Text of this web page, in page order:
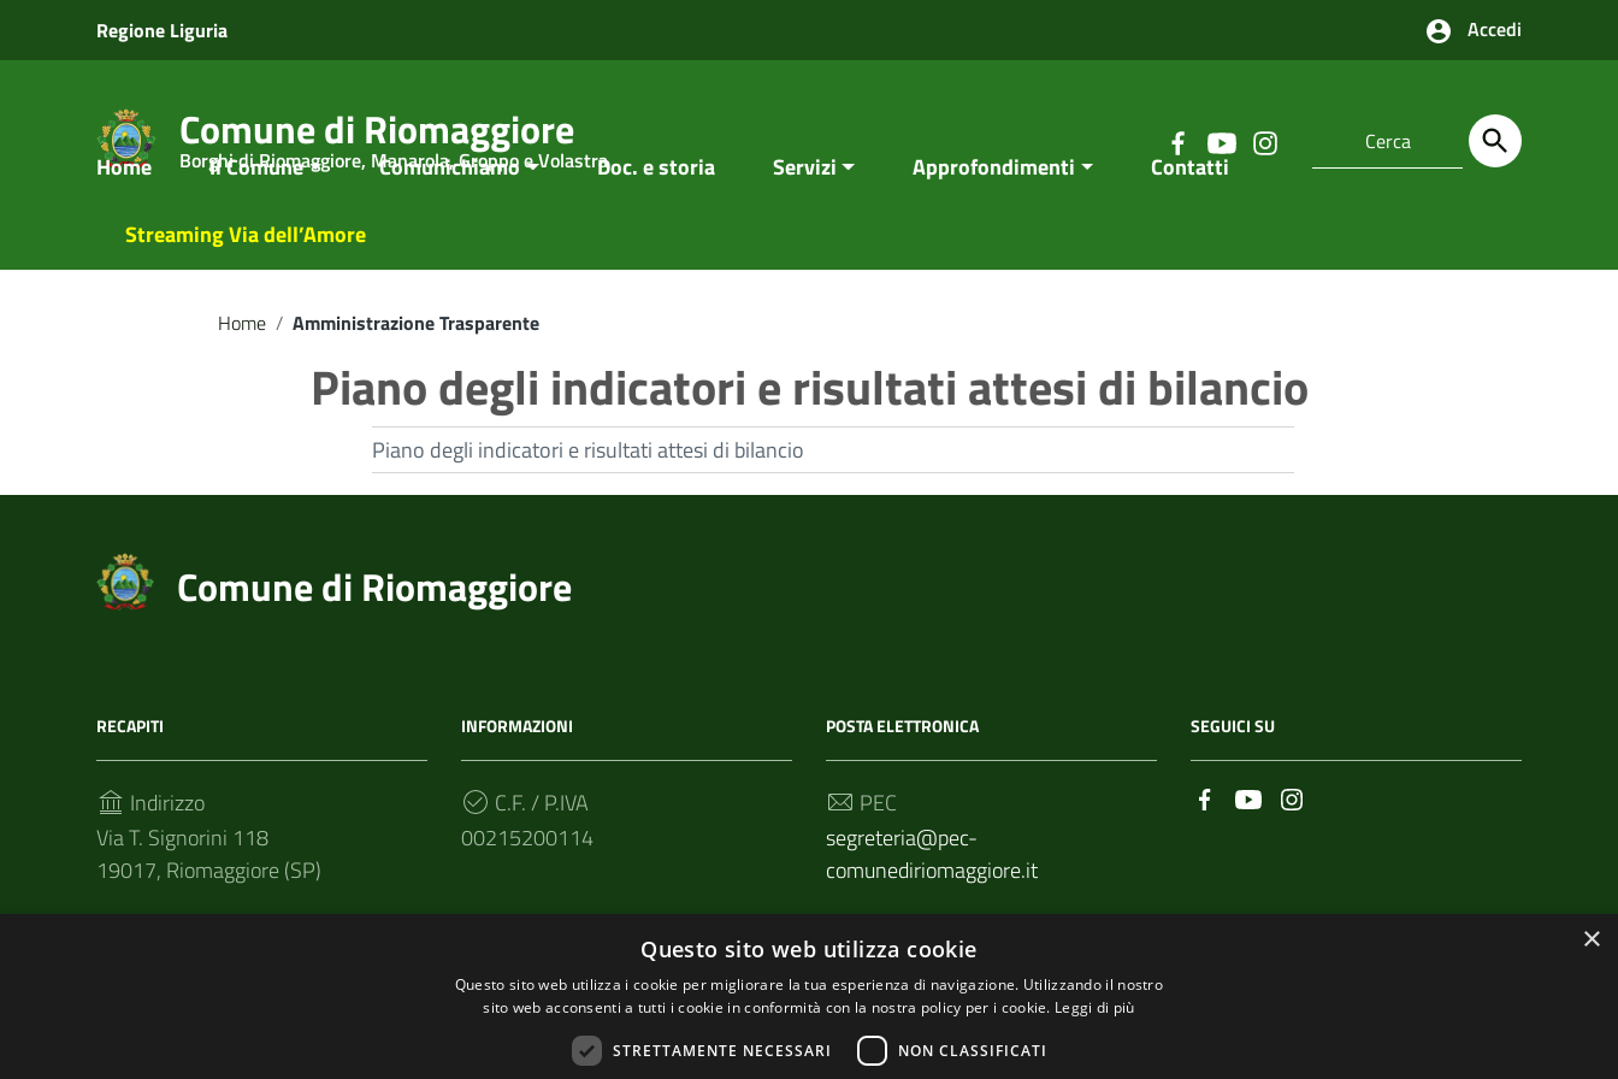
Vai ai contenuti
Vai al menu di navigazione
Regione Liguria Accedi
Comune di Riomaggiore
Borghi di Riomaggiore, Manarola, Groppo e Volastra
Home Il Comune Comunichiamo Doc. e storia Servizi Approfondimenti Contatti
Streaming Via dell’Amore
Home / Amministrazione Trasparente
Piano degli indicatori e risultati attesi di bilancio
Piano degli indicatori e risultati attesi di bilancio
Comune di Riomaggiore
RECAPITI
Indirizzo
Via T. Signorini 118
19017, Riomaggiore (SP)
Telefono
INFORMAZIONI
C.F. / P.IVA
00215200114
POSTA ELETTRONICA
PEC
segreteria@pec-
comunediriomaggiore.it
Email
urp@comune.riomaggiore.sp.it
SEGUICI SU
×
Questo sito web utilizza cookie
Questo sito web utilizza i cookie per migliorare la tua esperienza di navigazione. Utilizzando il nostro
sito web acconsenti a tutti i cookie in conformità con la nostra policy per i cookie. Leggi di più
STRETTAMENTE NECESSARI NON CLASSIFICATI